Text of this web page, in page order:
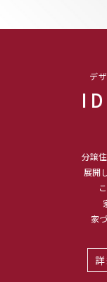
デ
分譲
展開
家